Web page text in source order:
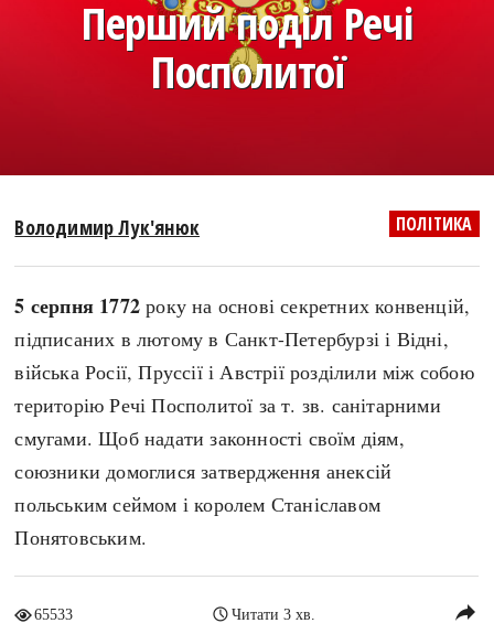
СЬОГОДНІ
ПРАВИЛА ЖИТТЯ
ПОДКАСТИ
КАРТИ
НОТА БЕНЕ
ПРЯМА МОВА
МОЯ ІСТОРІЯ
Авіація і космонавтика
Архітектура і будівництво
Кримінал
Україна незалежна
Перший поділ Речі
Посполитої
ПОЛІТИКА
Володимир Лук'янюк
5 серпня 1772 року на основі секретних конвенцій,
підписаних в лютому в Санкт-Петербурзі і Відні,
війська Росії, Пруссії і Австрії розділили між собою
територію Речі Посполитої за т. зв. санітарними
смугами. Щоб надати законності своїм діям,
союзники домоглися затвердження анексій
польським сеймом і королем Станіславом
Понятовським.
65533
Читати 3 хв.
reply